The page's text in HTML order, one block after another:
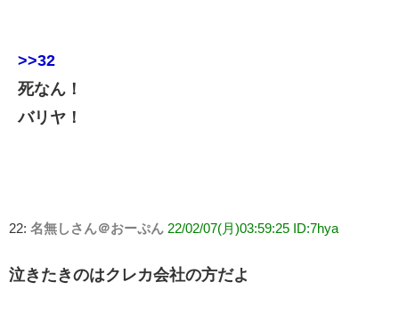
>>32
死なん！
バリヤ！
22: 名無しさん＠おーぷん 22/02/07(月)03:59:25 ID:7hya
泣きたきのはクレカ会社の方だよ